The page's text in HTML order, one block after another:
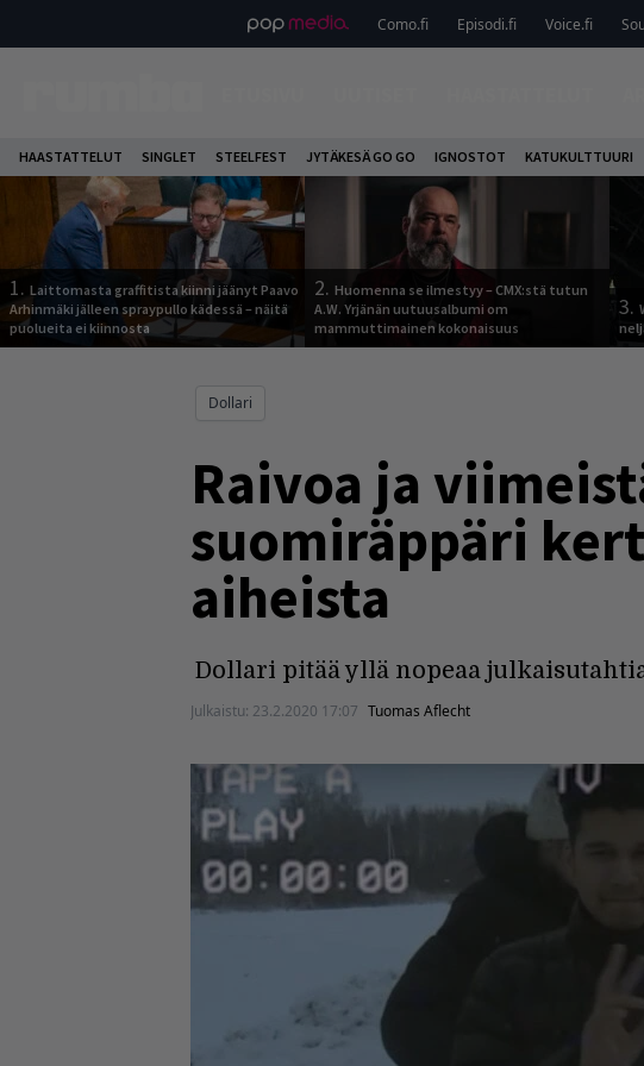
Como.fi Episodi.fi Voice.fi
HAASTATTELUT SINGLET STEELFEST JYTÄKESÄ GO GO IGNOSTOT KATUKULTTUURI
1. Laittomasta graffitista kiinni jäänyt Paavo
Arhinmäki jälleen spraypullo kädessä – näitä
puolueita ei kiinnosta
2. Huomenna se ilmestyy – CMX:stä tutun
A.W. Yrjänän uutuusalbumi om
mammuttimainen kokonaisuus
3.
Dollari
Raivoa ja
suomiräppäri
aiheista
Dollari pitää yllä nopeaa
Julkaistu: 23.2.2020 17:07 Tuomas Aflecht